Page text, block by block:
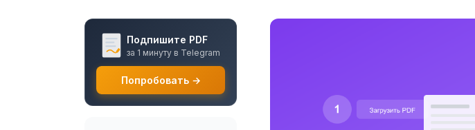
Подпишите PDF
за 1 минуту в Telegram
Попробовать →